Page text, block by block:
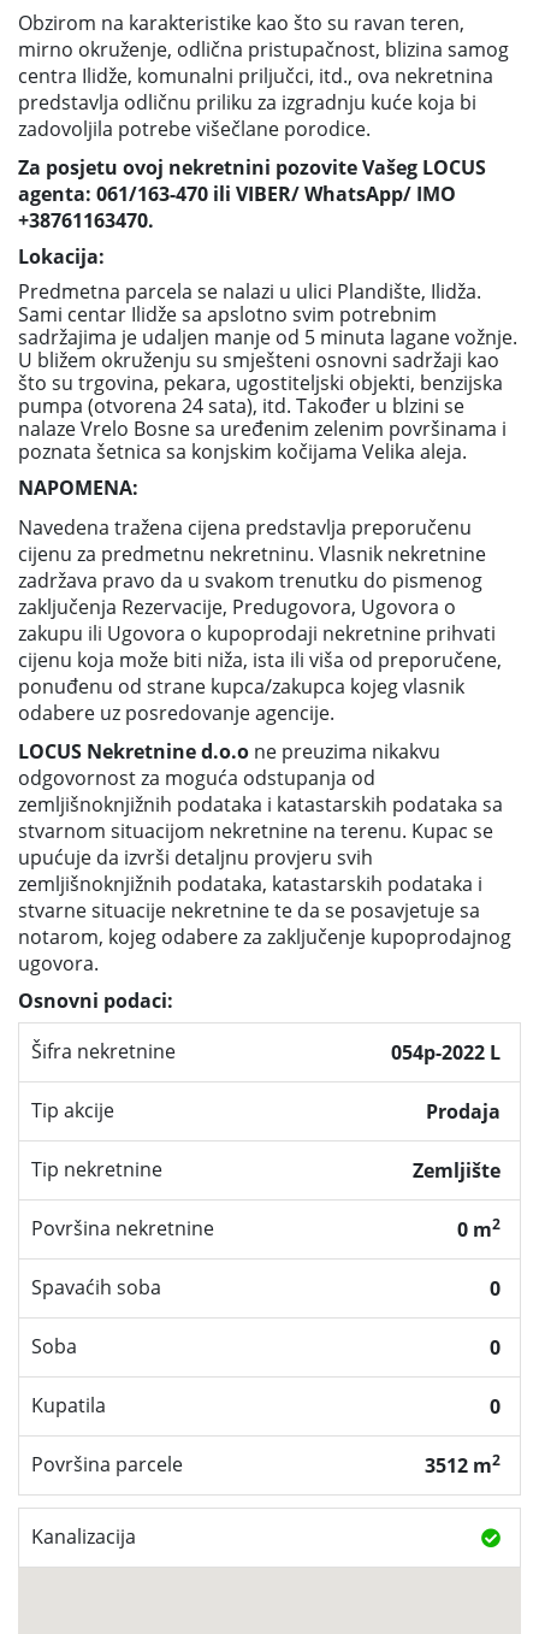
Obzirom na karakteristike kao što su ravan teren,
mirno okruženje, odlična pristupačnost, blizina samog
centra Ilidže, komunalni priljučci, itd., ova nekretnina
predstavlja odličnu priliku za izgradnju kuće koja bi
zadovoljila potrebe višečlane porodice.
Za posjetu ovoj nekretnini pozovite Vašeg LOCUS
agenta: 061/163-470 ili VIBER/ WhatsApp/ IMO
+38761163470.
Lokacija:
Predmetna parcela se nalazi u ulici Plandište, Ilidža.
Sami centar Ilidže sa apslotno svim potrebnim
sadržajima je udaljen manje od 5 minuta lagane vožnje.
U bližem okruženju su smješteni osnovni sadržaji kao
što su trgovina, pekara, ugostiteljski objekti, benzijska
pumpa (otvorena 24 sata), itd. Također u blzini se
nalaze Vrelo Bosne sa uređenim zelenim površinama i
poznata šetnica sa konjskim kočijama Velika aleja.
NAPOMENA:
Navedena tražena cijena predstavlja preporučenu
cijenu za predmetnu nekretninu. Vlasnik nekretnine
zadržava pravo da u svakom trenutku do pismenog
zaključenja Rezervacije, Predugovora, Ugovora o
zakupu ili Ugovora o kupoprodaji nekretnine prihvati
cijenu koja može biti niža, ista ili viša od preporučene,
ponuđenu od strane kupca/zakupca kojeg vlasnik
odabere uz posredovanje agencije.
LOCUS Nekretnine d.o.o ne preuzima nikakvu
odgovornost za moguća odstupanja od
zemljišnoknjižnih podataka i katastarskih podataka sa
stvarnom situacijom nekretnine na terenu. Kupac se
upućuje da izvrši detaljnu provjeru svih
zemljišnoknjižnih podataka, katastarskih podataka i
stvarne situacije nekretnine te da se posavjetuje sa
notarom, kojeg odabere za zaključenje kupoprodajnog
ugovora.
Osnovni podaci:
Šifra nekretnine
054p-2022 L
Tip akcije Prodaja
Tip nekretnine Zemljište
Površina nekretnine 0 m2
Spavaćih soba 0
Soba 0
Kupatila 0
Površina parcele 3512 m2
Kanalizacija